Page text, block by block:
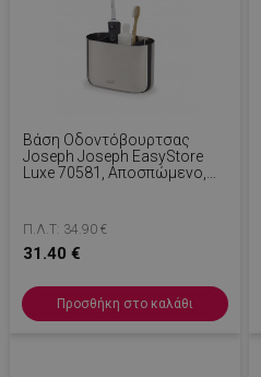
Βάση Οδοντόβουρτσας
Joseph Joseph EasyStore
Luxe 70581, Αποσπώμενο,
Π.Λ.Τ: 34.90 €
31.40 €
Προσθήκη στο καλάθι